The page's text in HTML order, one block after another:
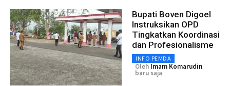
Bupati Boven Digoel
Instruksikan OPD
Tingkatkan Koordinasi
dan Profesionalisme
INFO PEMDA
Oleh Imam Komarudin
baru saja